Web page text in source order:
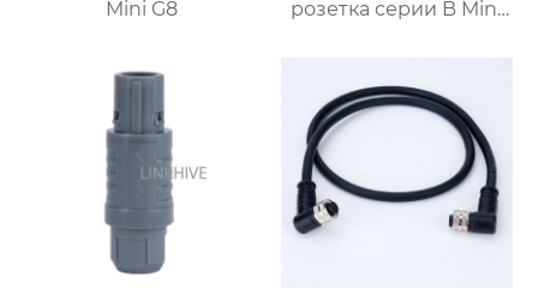
Mini G8
розетка серии B Mini